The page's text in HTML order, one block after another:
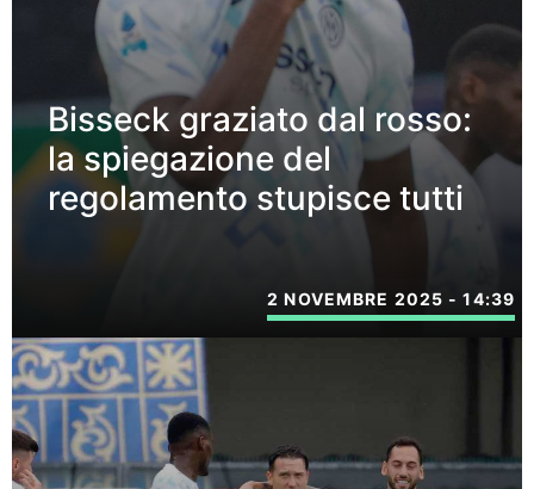
Bisseck graziato dal rosso:
la spiegazione del
regolamento stupisce tutti
2 NOVEMBRE 2025 - 14:39